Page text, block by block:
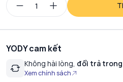
YODY cam kết
Không hài lòng, đổi trả trong
Xem chính sách